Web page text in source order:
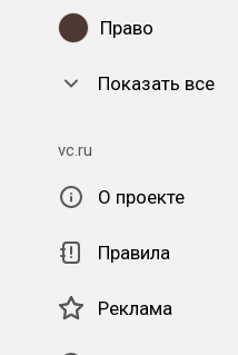
Право
Показать все
vc.ru
О проекте
Правила
Реклама